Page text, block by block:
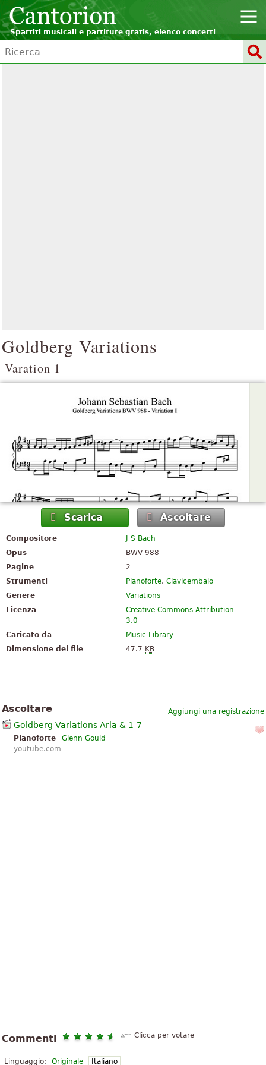
Spartiti musicali e partiture gratis, elenco concerti
Goldberg Variations
Varation 1
Scarica Ascoltare
Compositore
J S Bach
Opus
BWV 988
Pagine
2
Strumenti
Pianoforte,Clavicembalo
Genere
Variations
Licenza
Creative Commons Attribution
3.0
Caricato da
Music Library
Dimensione del file
47.7 KB
Aggiungi una registrazione
Ascoltare
Goldberg Variations Aria & 1-7
Pianoforte
Glenn Gould
youtube.com
Commenti Clicca per votare
Linguaggio: Originale Italiano